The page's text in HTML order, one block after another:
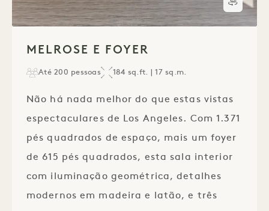
Visita
MELROSE E FOYER
Até 200 pessoas 184 sq.ft. | 17 sq.m.
Não há nada melhor do que estas vistas
espectaculares de Los Angeles. Com 1.371
pés quadrados de espaço, mais um foyer
de 615 pés quadrados, esta sala interior
com iluminação geométrica, detalhes
modernos em madeira e latão, e três